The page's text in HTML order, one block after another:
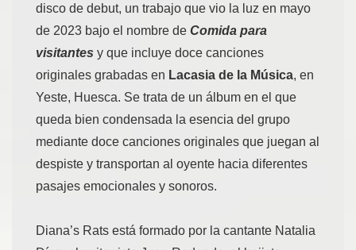
disco de debut, un trabajo que vio la luz en mayo
de 2023 bajo el nombre de Comida para
visitantes y que incluye doce canciones
originales grabadas en Lacasia de la Música, en
Yeste, Huesca. Se trata de un álbum en el que
queda bien condensada la esencia del grupo
mediante doce canciones originales que juegan al
despiste y transportan al oyente hacia diferentes
pasajes emocionales y sonoros.
Diana’s Rats está formado por la cantante Natalia